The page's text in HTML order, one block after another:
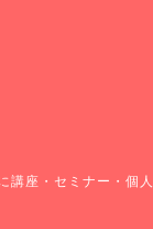
座・セミナー・個